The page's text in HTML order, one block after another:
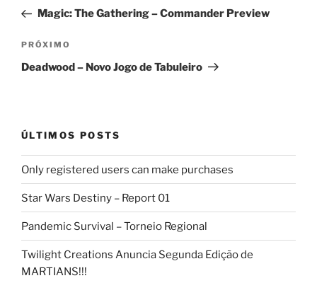
Post
anterior
Magic: The Gathering – Commander Preview
Próximo
post
PRÓXIMO
Deadwood – Novo Jogo de Tabuleiro
ÚLTIMOS POSTS
Only registered users can make purchases
Star Wars Destiny – Report 01
Pandemic Survival – Torneio Regional
Twilight Creations Anuncia Segunda Edição de
MARTIANS!!!